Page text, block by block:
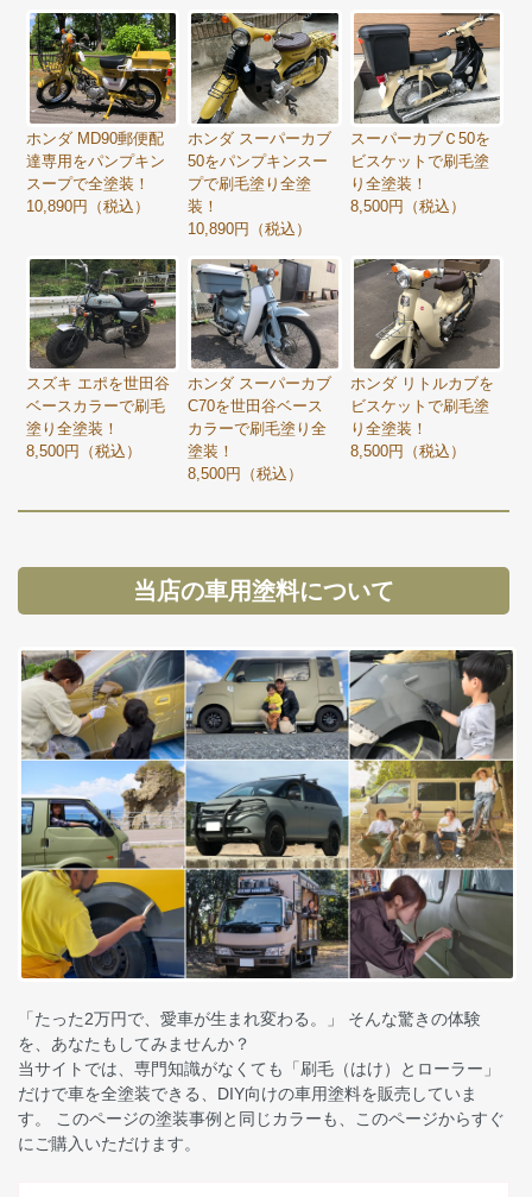
ホンダ MD90郵便配
達専用をパンプキン
スープで全塗装！
10,890円（税込）
ホンダ スーパーカブ
50をパンプキンスー
プで刷毛塗り全塗
装！
10,890円（税込）
スーパーカブＣ50を
ビスケットで刷毛塗
り全塗装！
8,500円（税込）
スズキ エポを世田谷
ベースカラーで刷毛
塗り全塗装！
8,500円（税込）
ホンダ スーパーカブ
C70を世田谷ベース
カラーで刷毛塗り全
塗装！
8,500円（税込）
ホンダ リトルカブを
ビスケットで刷毛塗
り全塗装！
8,500円（税込）
当店の車用塗料について
「たった2万円で、愛車が生まれ変わる。」 そんな驚きの体験
を、あなたもしてみませんか？
当サイトでは、専門知識がなくても「刷毛（はけ）とローラー」
だけで車を全塗装できる、DIY向けの車用塗料を販売していま
す。 このページの塗装事例と同じカラーも、このページからすぐ
にご購入いただけます。